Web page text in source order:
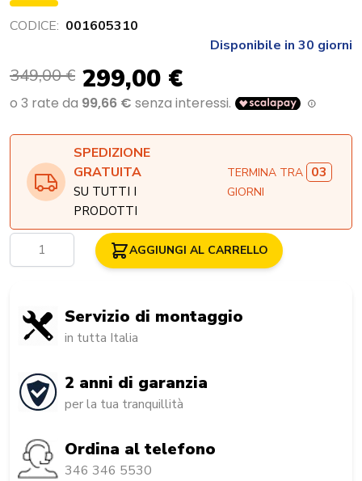
CODICE: 001605310
Disponibile in 30 giorni
349,00 € 299,00 €
SPEDIZIONE
GRATUITA
SU TUTTI I
PRODOTTI
TERMINA TRA 03
GIORNI
Quantità AGGIUNGI AL CARRELLO
Servizio di montaggio
in tutta Italia
2 anni di garanzia
per la tua tranquillità
Ordina al telefono
346 346 5530